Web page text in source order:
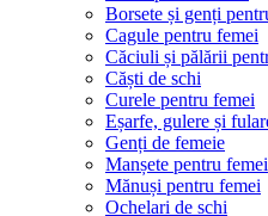
Borsete și genți
Cagule pentru femei
Căciuli și pălării
Căști de schi
Curele pentru femei
Eșarfe, gulere și
Genți de femeie
Manșete pentru femei
Mănuși pentru femei
Ochelari de schi